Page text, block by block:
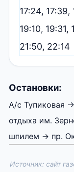
17:24, 17:39,
19:10, 19:31,
21:50, 22:14
Остановки:
А/с Тупиковая
отдыха им.
шпилем → пр.
Источник: сайт